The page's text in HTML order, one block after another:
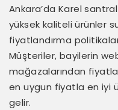
Ankara’da Karel
yüksek kaliteli ürünler
fiyatlandırma
Müşteriler, bayilerin
mağazalarından
en uygun fiyatla en iyi
gelir.